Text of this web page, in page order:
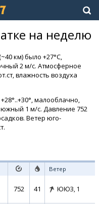
на неделю
км) было +27°C,
2 м/с. Атмосферное
влажность воздуха
малооблачно,
южный 1 м/с. Давление 752
Ветер юго-
Ветер
752 41 ЮЮЗ, 1